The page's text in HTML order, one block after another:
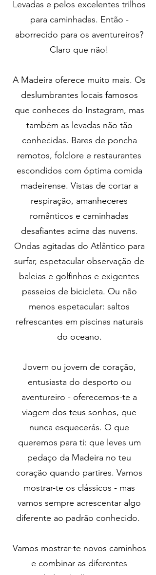
Levadas e pelos excelentes trilhos
para caminhadas. Então -
aborrecido para os aventureiros?
Claro que não!
A Madeira oferece muito mais. Os
deslumbrantes locais famosos
que conheces do Instagram, mas
também as levadas não tão
conhecidas. Bares de poncha
remotos, folclore e restaurantes
escondidos com óptima comida
madeirense. Vistas de cortar a
respiração, amanheceres
românticos e caminhadas
desafiantes acima das nuvens.
Ondas agitadas do Atlântico para
surfar, espetacular observação de
baleias e golfinhos e exigentes
passeios de bicicleta. Ou não
menos espetacular: saltos
refrescantes em piscinas naturais
do oceano.
Jovem ou jovem de coração,
entusiasta do desporto ou
aventureiro - oferecemos-te a
viagem dos teus sonhos, que
nunca esquecerás. O que
queremos para ti: que leves um
pedaço da Madeira no teu
coração quando partires. Vamos
mostrar-te os clássicos - mas
vamos sempre acrescentar algo
diferente ao padrão conhecido.
Vamos mostrar-te novos caminhos
e combinar as diferentes